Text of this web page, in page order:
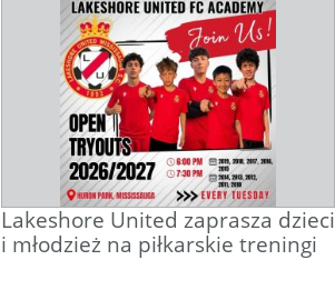
Lakeshore United zaprasza dzieci
i młodzież na piłkarskie treningi